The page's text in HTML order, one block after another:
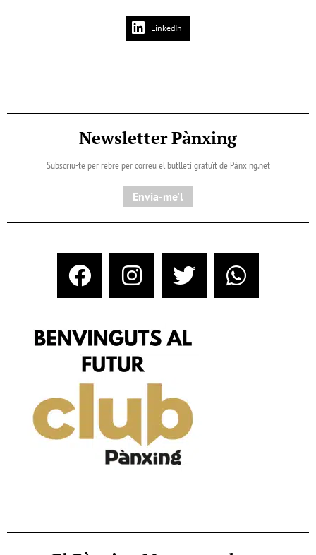
LinkedIn
Newsletter Pànxing
Subscriu-te per rebre per correu el butlletí gratuït de Pànxing.net​
Envia-me'l